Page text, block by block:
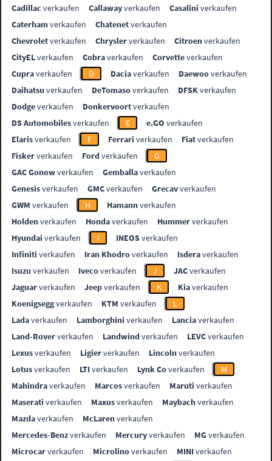
Cadillac verkaufen Callawayverkaufen Casalini verkaufen
Caterhamverkaufen Chatenetverkaufen
Chevroletverkaufen Chryslerverkaufen Citroenverkaufen
CityELverkaufen Cobraverkaufen Corvetteverkaufen
Cupraverkaufen D Daciaverkaufen Daewooverkaufen
Daihatsu verkaufen DeTomasoverkaufen DFSKverkaufen
Dodgeverkaufen Donkervoortverkaufen
DS Automobilesverkaufen E e.GO verkaufen
Elarisverkaufen F Ferrari verkaufen Fiatverkaufen
Fiskerverkaufen Fordverkaufen
G
GAC Gonowverkaufen Gemballaverkaufen
Genesisverkaufen GMCverkaufen Grecavverkaufen
GWM verkaufen H Hamannverkaufen
Holdenverkaufen Hondaverkaufen Hummerverkaufen
Hyundai verkaufen I INEOSverkaufen
Infiniti verkaufen Iran Khodroverkaufen Isderaverkaufen
Isuzu verkaufen Ivecoverkaufen J JACverkaufen
Jaguarverkaufen Jeepverkaufen K Kiaverkaufen
Koenigseggverkaufen KTM verkaufen
L
Ladaverkaufen Lamborghini verkaufen Lanciaverkaufen
Land-Roververkaufen Landwindverkaufen LEVCverkaufen
Lexusverkaufen Ligierverkaufen Lincolnverkaufen
Lotusverkaufen LTIverkaufen Lynk Coverkaufen
M
Mahindraverkaufen Marcosverkaufen Maruti verkaufen
Maserati verkaufen Maxusverkaufen Maybachverkaufen
Mazdaverkaufen McLarenverkaufen
Mercedes-Benzverkaufen Mercuryverkaufen MGverkaufen
Microcarverkaufen Microlinoverkaufen MINIverkaufen